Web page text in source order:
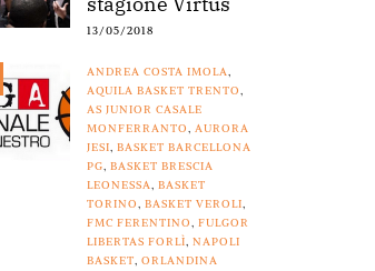
13/05/2018
ANDREA COSTA IMOLA,
AQUILA BASKET TRENTO,
AS JUNIOR CASALE
MONFERRANTO, AURORA
JESI, BASKET BARCELLONA
PG, BASKET BRESCIA
LEONESSA, BASKET
TORINO, BASKET VEROLI,
FMC FERENTINO, FULGOR
LIBERTAS FORLÌ, NAPOLI
BASKET, ORLANDINA